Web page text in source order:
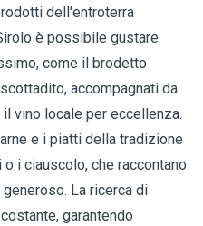
dell'entroterra
è possibile gustare
come il brodetto
accompagnati da
vino locale per eccellenza.
e i piatti della tradizione
i ciauscolo, che raccontano
La ricerca di
garantendo